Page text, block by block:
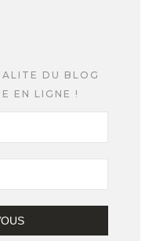
DU BLOG
EN LIGNE !